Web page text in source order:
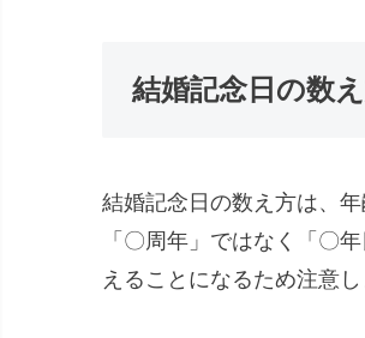
結婚記念日の数
結婚記念日の数え方は、
「〇周年」ではなく「〇
えることになるため注意し